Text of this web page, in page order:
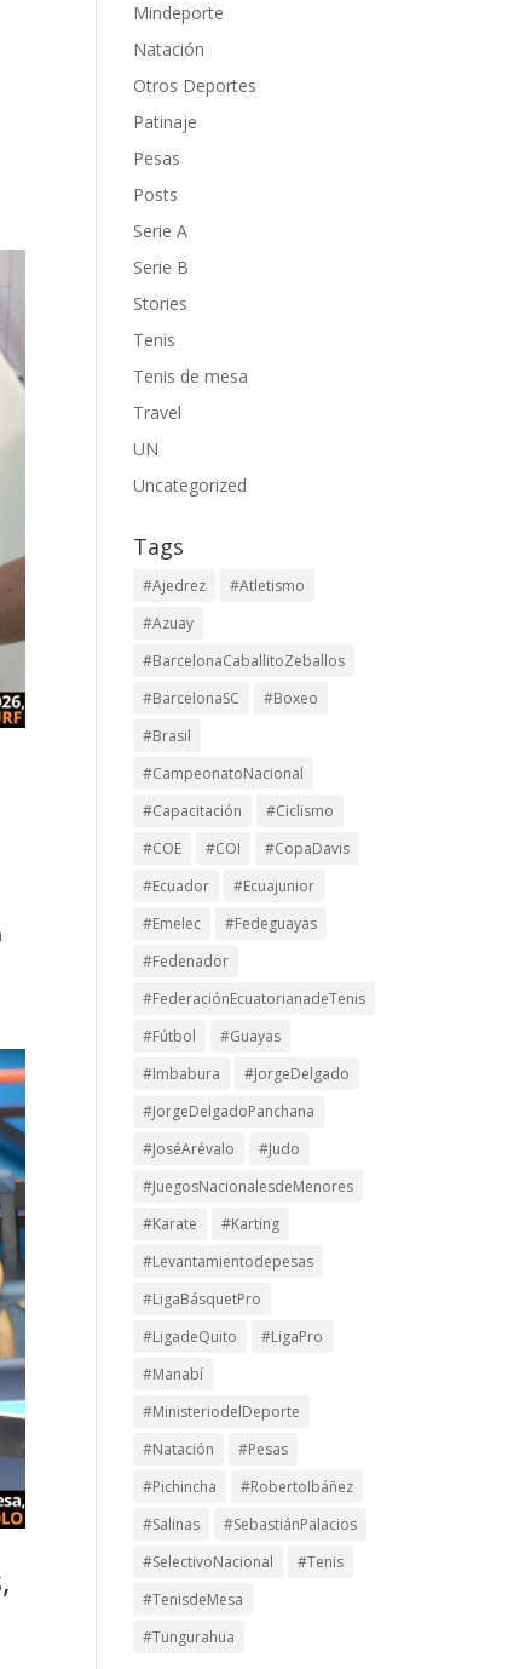
Mindeporte
Natación
Otros Deportes
Patinaje
Pesas
Posts
Serie A
Serie B
Stories
Tenis
Tenis de mesa
Travel
UN
Uncategorized
Tags
#Ajedrez
#Atletismo
#Azuay
#BarcelonaCaballitoZeballos
#BarcelonaSC
#Boxeo
#Brasil
#CampeonatoNacional
#Capacitación
#Ciclismo
#COE
#COI
#CopaDavis
#Ecuador
#Ecuajunior
#Emelec
#Fedeguayas
#Fedenador
#FederaciónEcuatorianadeTenis
#Fútbol
#Guayas
#Imbabura
#JorgeDelgado
#JorgeDelgadoPanchana
#JoséArévalo
#Judo
#JuegosNacionalesdeMenores
#Karate
#Karting
#Levantamientodepesas
#LigaBásquetPro
#LigadeQuito
#LigaPro
#Manabí
#MinisteriodelDeporte
#Natación
#Pesas
#Pichincha
#RobertoIbáñez
#Salinas
#SebastiánPalacios
#SelectivoNacional
#Tenis
#TenisdeMesa
#Tungurahua